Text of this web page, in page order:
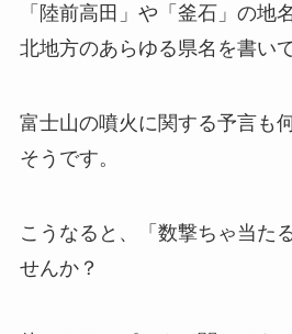
「陸前高田」や「釜石」の地
北地方のあらゆる県名を書い
富士山の噴火に関する予言も
そうです。
こうなると、「数撃ちゃ当た
せんか？